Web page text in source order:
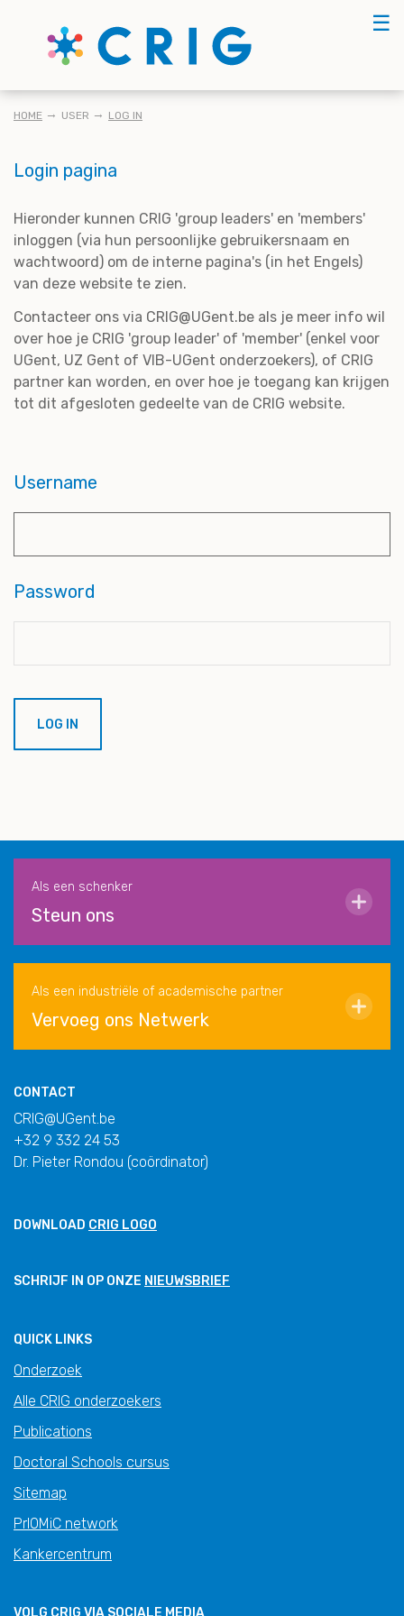
☰
KRUIMELPAD
HOME USER LOG IN
Login pagina
Hieronder kunnen CRIG 'group leaders' en 'members'
inloggen (via hun persoonlijke gebruikersnaam en
wachtwoord) om de interne pagina's (in het Engels)
van deze website te zien.
Contacteer ons via CRIG@UGent.be als je meer info wil
over hoe je CRIG 'group leader' of 'member' (enkel voor
UGent, UZ Gent of VIB-UGent onderzoekers), of CRIG
partner kan worden, en over hoe je toegang kan krijgen
tot dit afgesloten gedeelte van de CRIG website.
Username
Password
Als een schenker
Steun ons
Als een industriële of academische partner
Vervoeg ons Netwerk
CONTACT
CRIG@UGent.be
+32 9 332 24 53
Dr. Pieter Rondou (coördinator)
DOWNLOAD CRIG LOGO
SCHRIJF IN OP ONZE NIEUWSBRIEF
QUICK LINKS
Onderzoek
Alle CRIG onderzoekers
Publications
Doctoral Schools cursus
Sitemap
PrIOMiC network
Kankercentrum
VOLG CRIG VIA SOCIALE MEDIA